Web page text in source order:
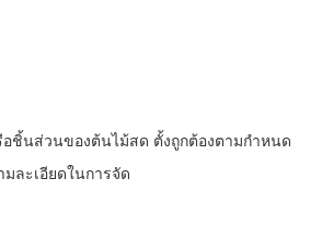
นส่วนของต้นไม้สด ตั้งถูกต้องตามกำหนด
ละเอียดในการจัด